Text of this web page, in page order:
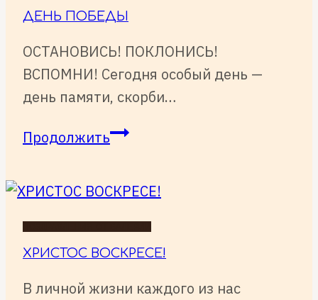
ДЕНЬ ПОБЕДЫ
ОСТАНОВИСЬ! ПОКЛОНИСЬ!
ВСПОМНИ! Сегодня особый день —
день памяти, скорби…
ПродолжитьДЕНЬ
ХРИСТОС ВОСКРЕСЕ!
В личной жизни каждого из нас